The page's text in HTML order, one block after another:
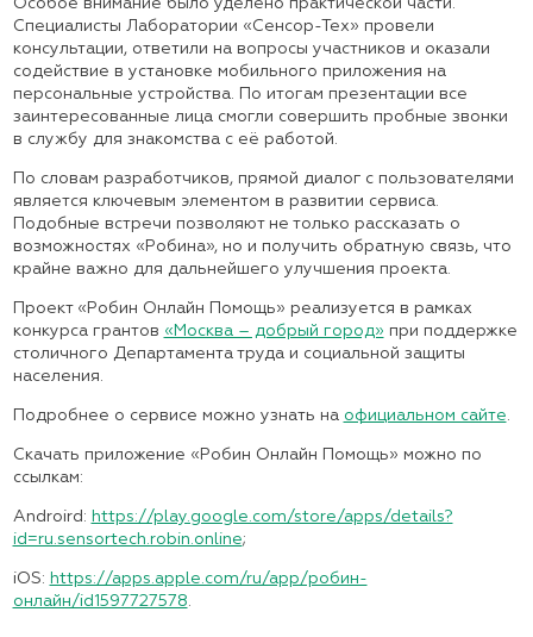
Особое внимание было уделено практической части.
Специалисты Лаборатории «Сенсор-Тех» провели
консультации, ответили на вопросы участников и оказали
содействие в установке мобильного приложения на
персональные устройства. По итогам презентации все
заинтересованные лица смогли совершить пробные звонки
в службу для знакомства с её работой.
По словам разработчиков, прямой диалог с пользователями
является ключевым элементом в развитии сервиса.
Подобные встречи позволяют не только рассказать о
возможностях «Робина», но и получить обратную связь, что
крайне важно для дальнейшего улучшения проекта.
Проект «Робин Онлайн Помощь» реализуется в рамках
конкурса грантов «Москва – добрый город» при поддержке
столичного Департамента труда и социальной защиты
населения.
Подробнее о сервисе можно узнать на официальном сайте.
Скачать приложение «Робин Онлайн Помощь» можно по
ссылкам:
Androird: https://play.google.com/store/apps/details?
id=ru.sensortech.robin.online;
iOS: https://apps.apple.com/ru/app/робин-
онлайн/id1597727578.